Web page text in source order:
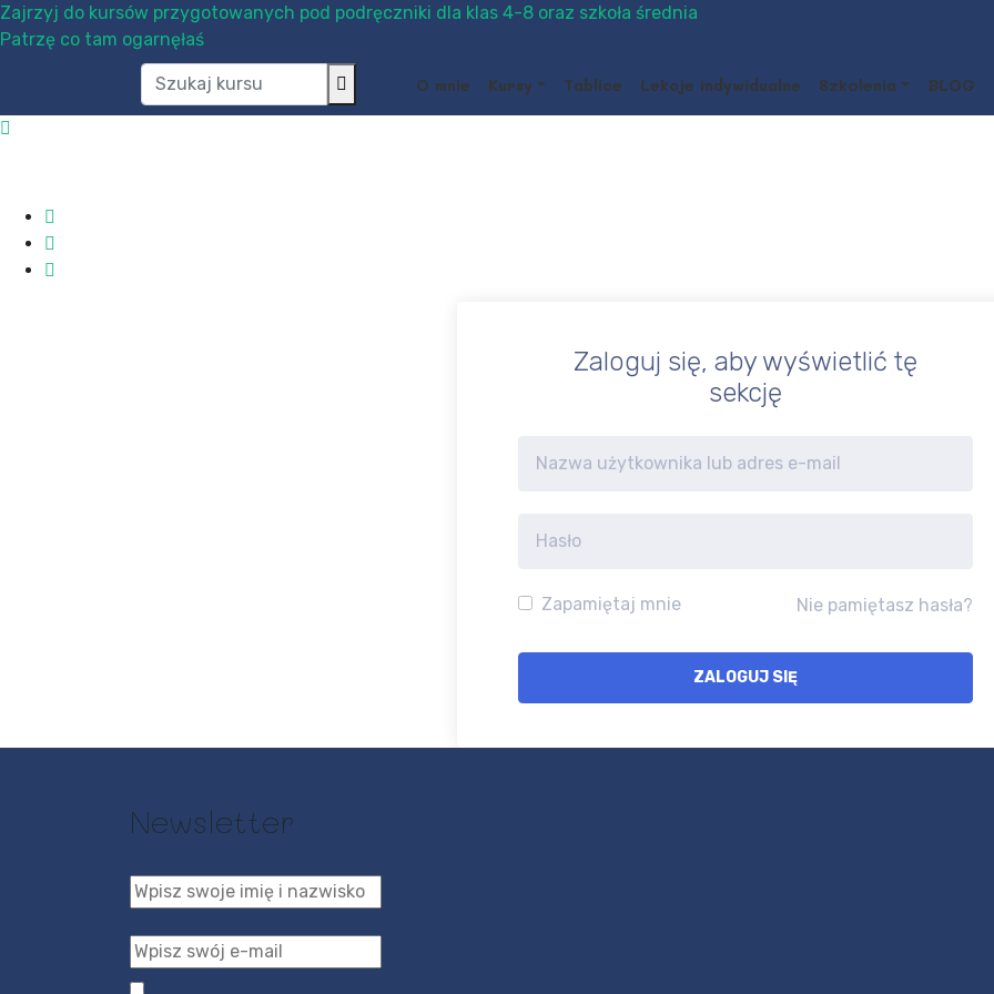
Zajrzyj do kursów przygotowanych pod podręczniki dla klas 4-8 oraz szkoła średnia
Patrzę co tam ogarnęłaś
O mnie Kursy Tablice Lekcje indywidualne Szkolenia BLOG
Zaloguj się, aby wyświetlić tę
sekcję
Zapamiętaj mnie Nie pamiętasz hasła?
Newsletter